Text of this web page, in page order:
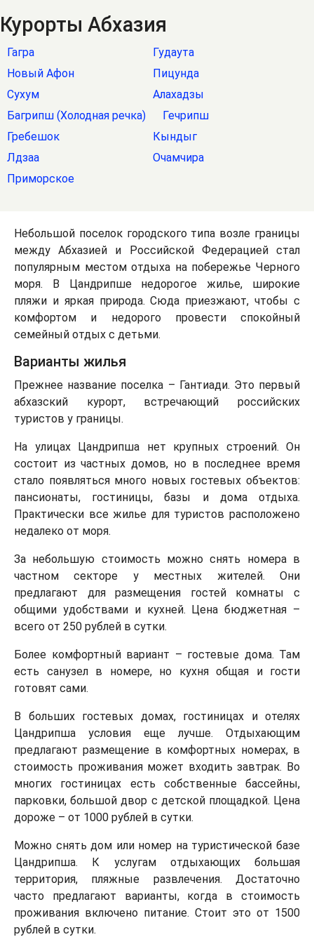
Курорты Абхазия
Гагра
Гудаута
Новый Афон
Пицунда
Сухум
Алахадзы
Багрипш (Холодная речка)
Гечрипш
Гребешок
Кындыг
Лдзаа
Очамчира
Приморское
Небольшой поселок городского типа возле границы
между Абхазией и Российской Федерацией стал
популярным местом отдыха на побережье Черного
моря. В Цандрипше недорогое жилье, широкие
пляжи и яркая природа. Сюда приезжают, чтобы с
комфортом и недорого провести спокойный
семейный отдых с детьми.
Варианты жилья
Прежнее название поселка – Гантиади. Это первый
абхазский курорт, встречающий российских
туристов у границы.
На улицах Цандрипша нет крупных строений. Он
состоит из частных домов, но в последнее время
стало появляться много новых гостевых объектов:
пансионаты, гостиницы, базы и дома отдыха.
Практически все жилье для туристов расположено
недалеко от моря.
За небольшую стоимость можно снять номера в
частном секторе у местных жителей. Они
предлагают для размещения гостей комнаты с
общими удобствами и кухней. Цена бюджетная –
всего от 250 рублей в сутки.
Более комфортный вариант – гостевые дома. Там
есть санузел в номере, но кухня общая и гости
готовят сами.
В больших гостевых домах, гостиницах и отелях
Цандрипша условия еще лучше. Отдыхающим
предлагают размещение в комфортных номерах, в
стоимость проживания может входить завтрак. Во
многих гостиницах есть собственные бассейны,
парковки, большой двор с детской площадкой. Цена
дороже – от 1000 рублей в сутки.
Можно снять дом или номер на туристической базе
Цандрипша. К услугам отдыхающих большая
территория, пляжные развлечения. Достаточно
часто предлагают варианты, когда в стоимость
проживания включено питание. Стоит это от 1500
рублей в сутки.